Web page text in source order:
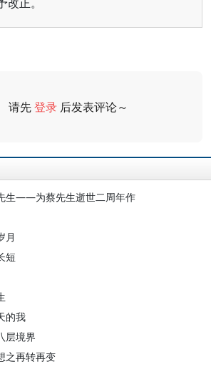
请先登录 后发表评论～
生——为蔡先生逝世二周年作
月
短
的我
层境界
之再转再变